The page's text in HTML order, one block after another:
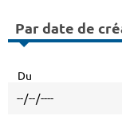
Par date de
Du